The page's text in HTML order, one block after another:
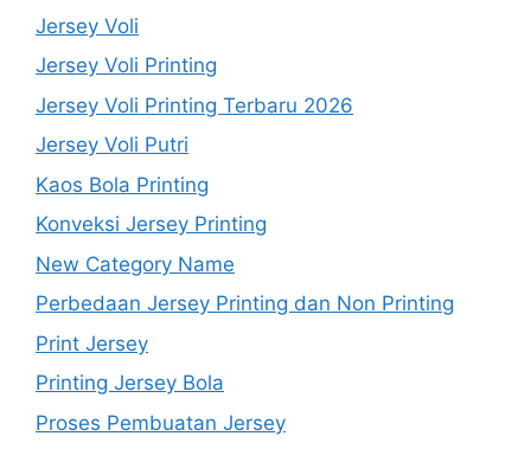
Jersey Voli
Jersey Voli Printing
Jersey Voli Printing Terbaru 2026
Jersey Voli Putri
Kaos Bola Printing
Konveksi Jersey Printing
New Category Name
Perbedaan Jersey Printing dan Non Printing
Print Jersey
Printing Jersey Bola
Proses Pembuatan Jersey